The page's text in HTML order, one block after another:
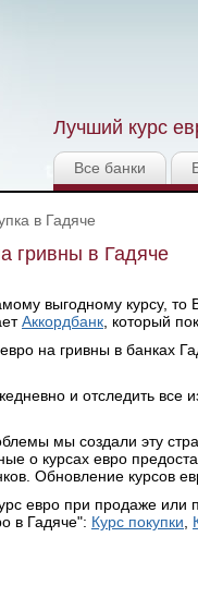
Лучший курс
Все банки
в Гадяче
гривны в Гадяче
выгодному курсу, то
Аккордбанк , который
на гривны в банках
и отследить все
мы создали эту
о курсах евро
Обновление курсов
евро при продаже или
в Гадяче": Курс покупки